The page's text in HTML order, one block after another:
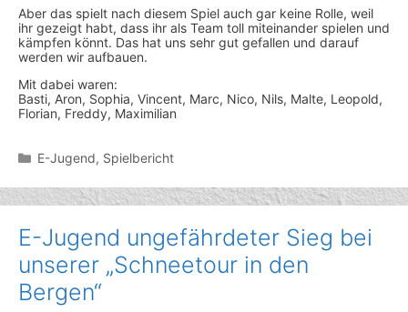
Aber das spielt nach diesem Spiel auch gar keine Rolle, weil
ihr gezeigt habt, dass ihr als Team toll miteinander spielen und
kämpfen könnt. Das hat uns sehr gut gefallen und darauf
werden wir aufbauen.
Mit dabei waren:
Basti, Aron, Sophia, Vincent, Marc, Nico, Nils, Malte, Leopold,
Florian, Freddy, Maximilian
Kategorien
E-Jugend, Spielbericht
E-Jugend ungefährdeter Sieg bei
unserer „Schneetour in den
Bergen“